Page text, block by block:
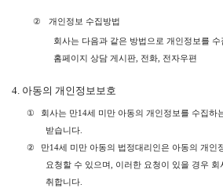
② 개인정보 수집방법
회사는 다음과 같은 방법으로 개인정보를 수
홈페이지 상담 게시판 전화 전자우편
4. 아동의 개인정보보호
① 회사는 만14세 미만 아동의 개인정보를 수집하
받습니다.
②
만14세 미만 아동의 법정대리인은 아동의 개인
요청할 수 있으며
이러한 요청이 있을 경우
취합니다.